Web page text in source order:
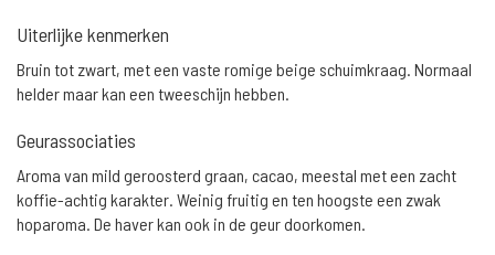
Uiterlijke kenmerken
Bruin tot zwart, met een vaste romige beige schuimkraag. Normaal
helder maar kan een tweeschijn hebben.
Geurassociaties
Aroma van mild geroosterd graan, cacao, meestal met een zacht
koffie-achtig karakter. Weinig fruitig en ten hoogste een zwak
hoparoma. De haver kan ook in de geur doorkomen.